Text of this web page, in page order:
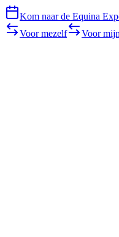
Kom naar de Equina
Voor mezelf
Voor